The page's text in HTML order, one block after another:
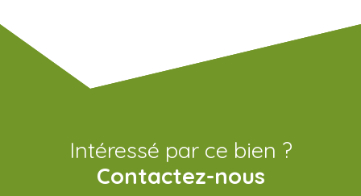
Intéressé par ce bien ?
Contactez-nous